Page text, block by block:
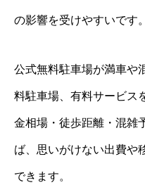
の影響を受けやすいです。
公式無料駐車場が満車や
料駐車場、有料サービス
金相場・徒歩距離・混雑
ば、思いがけない出費や
できます。